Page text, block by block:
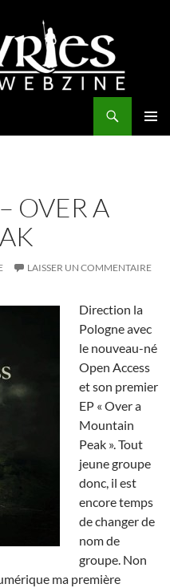
OVER A
LAISSER UN COMMENTAIRE
Direction la
Pologne avec
le nouveau-né
Open Access
et son premier
EP « Over a
Mountain
Peak ». Tout
jeune groupe
donc, il est
encore temps
de changer de
nom de
groupe. Non
ma première